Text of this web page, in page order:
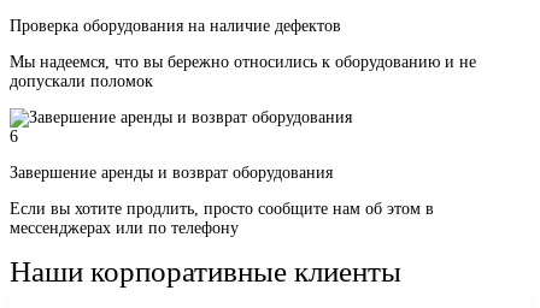
Проверка оборудования на наличие дефектов
Мы надеемся, что вы бережно относились к оборудованию и не
допускали поломок
6
Завершение аренды и возврат оборудования
Если вы хотите продлить, просто сообщите нам об этом в
мессенджерах или по телефону
Наши корпоративные клиенты